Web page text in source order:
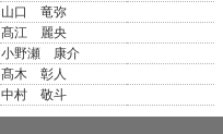
山口 竜弥
髙江 麗央
小野瀬 康介
髙木 彰人
中村 敬斗